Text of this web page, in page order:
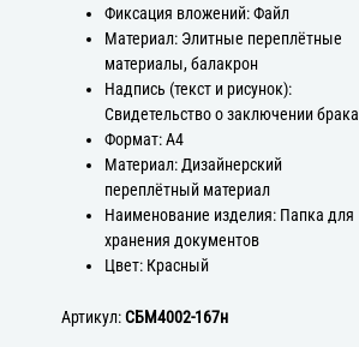
Фиксация вложений: Файл
Материал: Элитные переплётные
материалы, балакрон
Надпись (текст и рисунок):
Свидетельство о заключении брака
Формат: А4
Материал: Дизайнерский
переплётный материал
Наименование изделия: Папка для
хранения документов
Цвет: Красный
Артикул:СБМ4002-167н